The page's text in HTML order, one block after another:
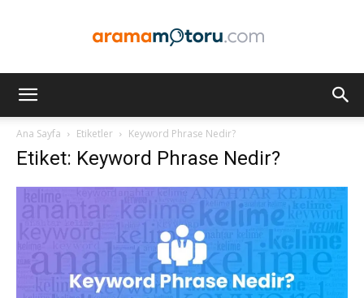
Optimizasyonu
Ana Sayfa Etiketler Keyword Phrase Nedir?
Etiket: Keyword Phrase Nedir?